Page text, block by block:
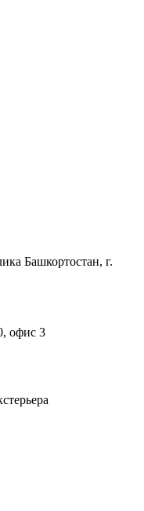
Башкортостан, г.
офис 3